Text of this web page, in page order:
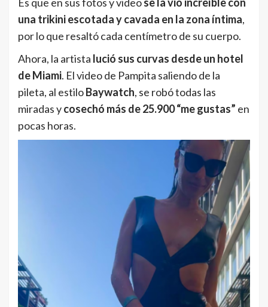
una trikini escotada y cavada en la zona íntima,
por lo que resaltó cada centímetro de su cuerpo.
Ahora, la artista lució sus curvas desde un hotel
de Miami. El video de Pampita saliendo de la
pileta, al estiloBaywatch, se robó todas las
miradas ycosechó más de 25.900 “me gustas” en
pocas horas.